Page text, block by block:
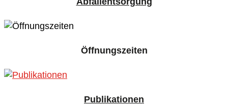
Öffnungszeiten
Publikationen